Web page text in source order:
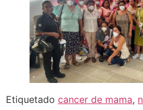
Etiquetado cancer de mama,